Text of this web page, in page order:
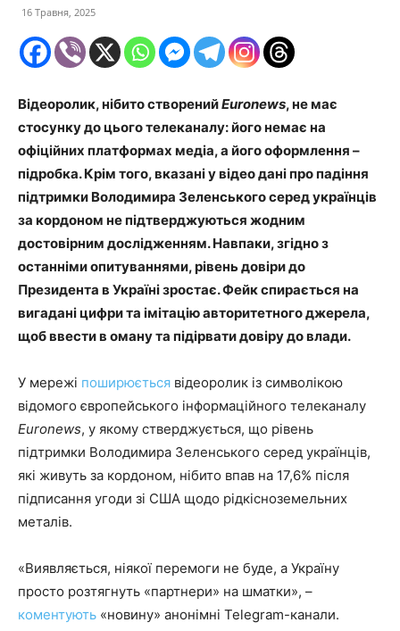
16 Травня, 2025
Відеоролик, нібито створенийEuronews, не має
стосунку до цього телеканалу: його немає на
офіційних платформах медіа, а його оформлення –
підробка. Крім того, вказані у відео дані про падіння
підтримки Володимира Зеленського серед українців
за кордоном не підтверджуються жодним
достовірним дослідженням. Навпаки, згідно з
останніми опитуваннями, рівень довіри до
Президента в Україні зростає. Фейк спирається на
вигадані цифри та імітацію авторитетного джерела,
щоб ввести в оману та підірвати довіру до влади.
У мережі поширюється відеоролик із символікою
відомого європейського інформаційного телеканалу
Euronews, у якому стверджується, що рівень
підтримки Володимира Зеленського серед українців,
які живуть за кордоном, нібито впав на 17,6% після
підписання угоди зі США щодо рідкісноземельних
металів.
«Виявляється, ніякої перемоги не буде, а Україну
просто розтягнуть «партнери» на шматки», –
коментують «новину» анонімні Telegram-канали.